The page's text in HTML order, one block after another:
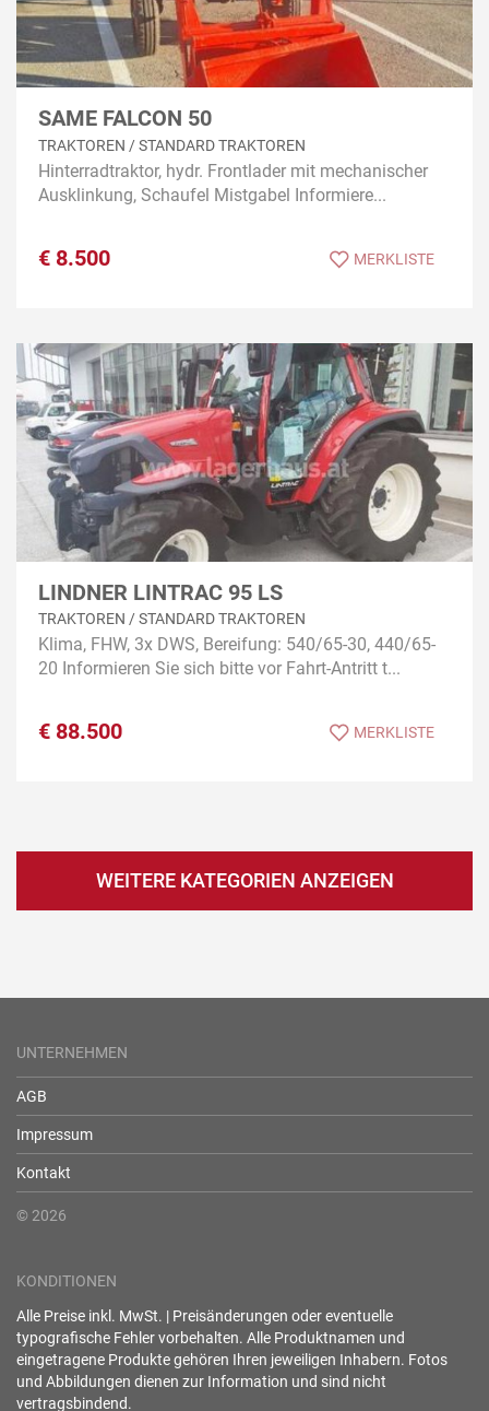
SAME FALCON 50
TRAKTOREN / STANDARD TRAKTOREN
Hinterradtraktor, hydr. Frontlader mit mechanischer
Ausklinkung, Schaufel Mistgabel Informiere...
€ 8.500 MERKLISTE
LINDNER LINTRAC 95 LS
TRAKTOREN / STANDARD TRAKTOREN
Klima, FHW, 3x DWS, Bereifung: 540/65-30, 440/65-
20 Informieren Sie sich bitte vor Fahrt-Antritt t...
€ 88.500 MERKLISTE
WEITERE KATEGORIEN ANZEIGEN
UNTERNEHMEN
AGB
Impressum
Kontakt
© 2026
KONDITIONEN
Alle Preise inkl. MwSt. | Preisänderungen oder eventuelle
typografische Fehler vorbehalten. Alle Produktnamen und
eingetragene Produkte gehören Ihren jeweiligen Inhabern. Fotos
und Abbildungen dienen zur Information und sind nicht
vertragsbindend.